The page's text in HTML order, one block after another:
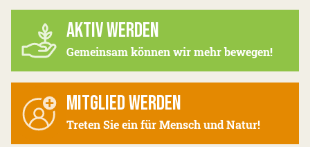
AKTIV WERDEN
Gemeinsam können wir mehr bewegen!
MITGLIED WERDEN
Treten Sie ein für Mensch und Natur!